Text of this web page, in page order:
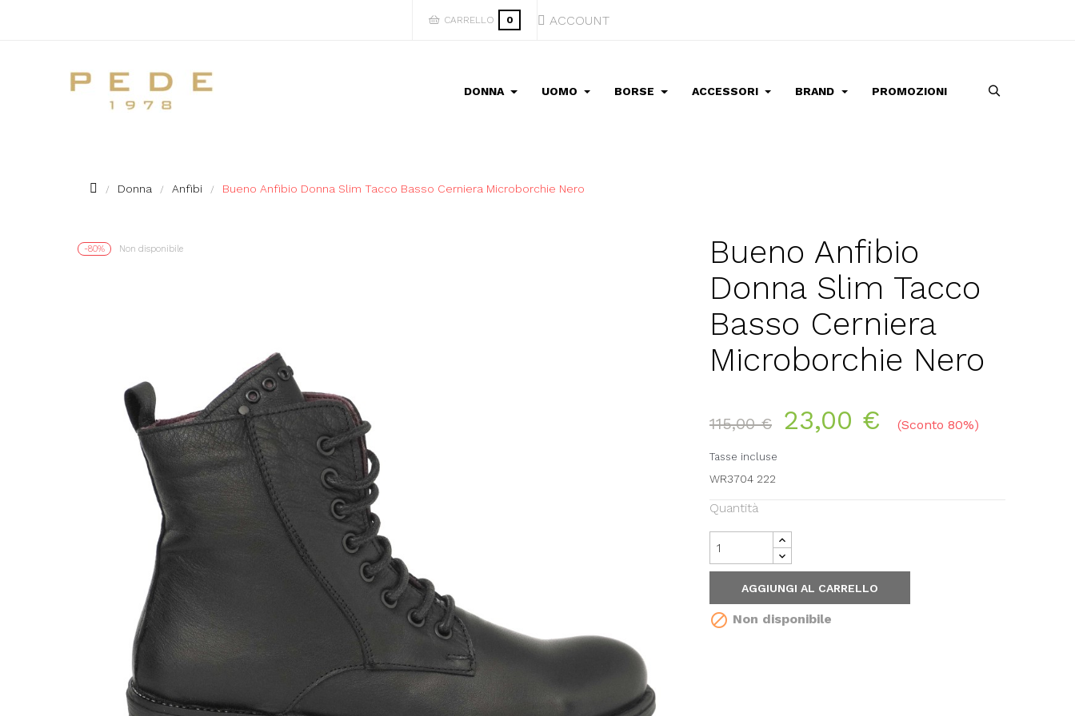
CARRELLO 0 ACCOUNT
DONNA UOMO BORSE ACCESSORI BRAND PROMOZIONI
Donna Anfibi Bueno Anfibio Donna Slim Tacco Basso Cerniera Microborchie Nero
-80% Non disponibile
Bueno Anfibio
Donna Slim Tacco
Basso Cerniera
Microborchie Nero
115,00 € 23,00 € Sconto 80%
Tasse incluse
WR3704 222
Quantità
AGGIUNGI AL CARRELLO
 Non disponibile